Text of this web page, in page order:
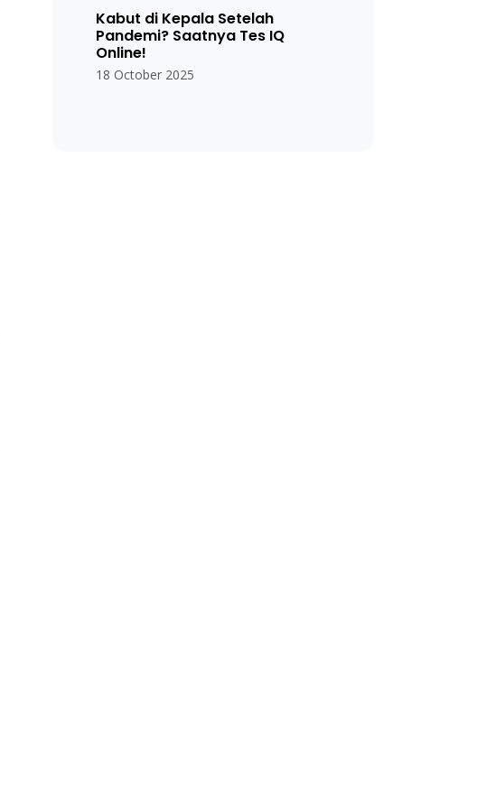
Kabut di Kepala Setelah
Pandemi? Saatnya Tes IQ
Online!
18 October 2025